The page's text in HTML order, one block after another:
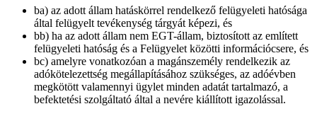
ba) az adott állam hatáskörrel rendelkező felügyeleti hatósága
által felügyelt tevékenység tárgyát képezi, és
bb) ha az adott állam nem EGT-állam, biztosított az említett
felügyeleti hatóság és a Felügyelet közötti információcsere, és
bc) amelyre vonatkozóan a magánszemély rendelkezik az
adókötelezettség megállapításához szükséges, az adóévben
megkötött valamennyi ügylet minden adatát tartalmazó, a
befektetési szolgáltató által a nevére kiállított igazolással.